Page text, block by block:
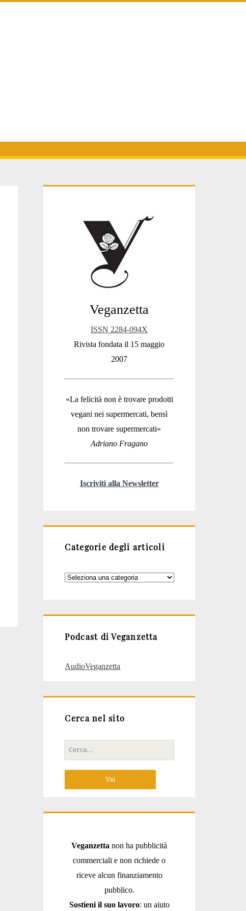
Sidebar
Veganzetta
ISSN 2284-094X
Rivista fondata il 15 maggio
2007
«La felicità non è trovare prodotti
vegani nei supermercati, bensì
non trovare supermercati»
Adriano Fragano
Iscriviti alla Newsletter
Categorie degli articoli
Categorie
Podcast di Veganzetta
AudioVeganzetta
Cerca nel sito
Cerca
per:
Veganzetta non ha pubblicità
commerciali e non richiede o
riceve alcun finanziamento
pubblico.
Sostieni il suo lavoro: un aiuto